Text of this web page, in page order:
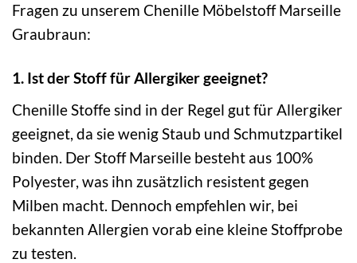
Fragen zu unserem Chenille Möbelstoff Marseille
Graubraun:
1. Ist der Stoff für Allergiker geeignet?
Chenille Stoffe sind in der Regel gut für Allergiker
geeignet, da sie wenig Staub und Schmutzpartikel
binden. Der Stoff Marseille besteht aus 100%
Polyester, was ihn zusätzlich resistent gegen
Milben macht. Dennoch empfehlen wir, bei
bekannten Allergien vorab eine kleine Stoffprobe
zu testen.